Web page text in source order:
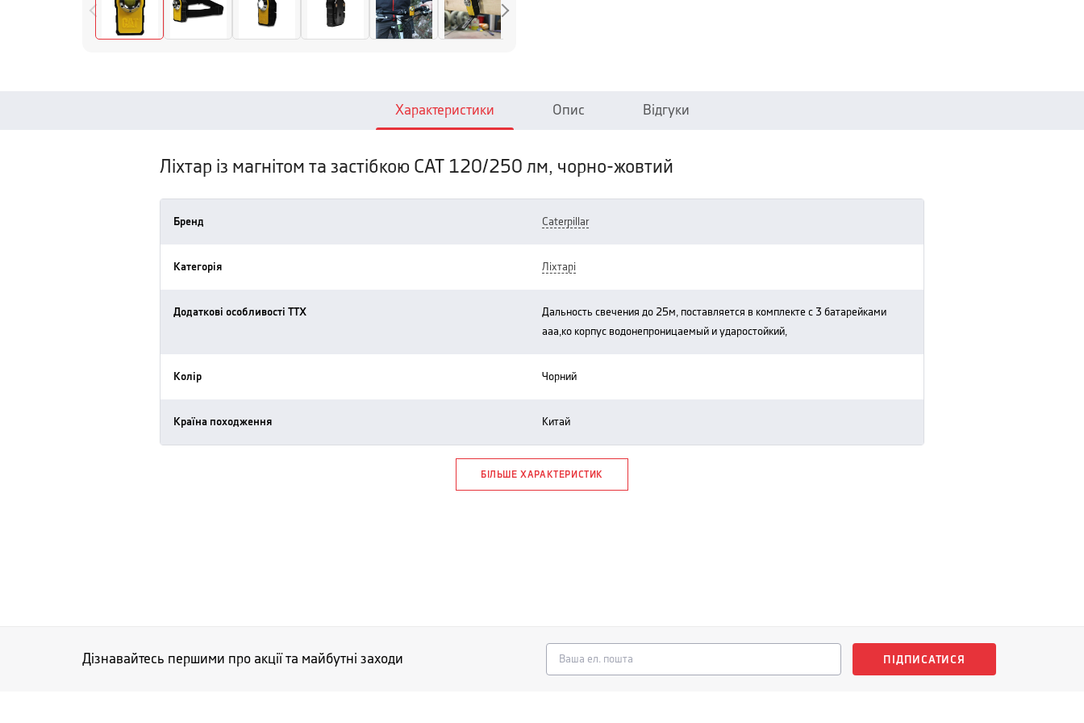
Характеристики Опис Відгуки
Ліхтар із магнітом та застібкою CAT 120/250 лм, чорно-жовтий
Бренд caterpillar
Категорія ліхтарі
Додаткові особливості ТТХ
дальность свечения до 25м, поставляется в комплекте с 3 батарейками
ааа,ко корпус водонепроницаемый и ударостойкий,
Колір чорний
Країна походження китай
БІЛЬШЕ ХАРАКТЕРИСТИК
Дізнавайтесь першими про акції та майбутні заходи ПІДПИСАТИСЯ